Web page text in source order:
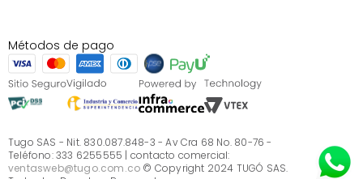
S.A.S
Términos, condiciones y restricciones Tugó S.A.S
Instructivo cuidado de muebles
Sé parte de Tugó
¿Quiénes somos?
Servicio al cliente
¿Quieres vender en Tugó?
Métodos de pago
Tugo SAS - Nit. 830.087.848-3 - Av Cra 68 No. 80-76 -
Teléfono: 333 6255555 | contacto comercial:
ventasweb@tugo.com.co © Copyright 2024 TUGÓ SAS.